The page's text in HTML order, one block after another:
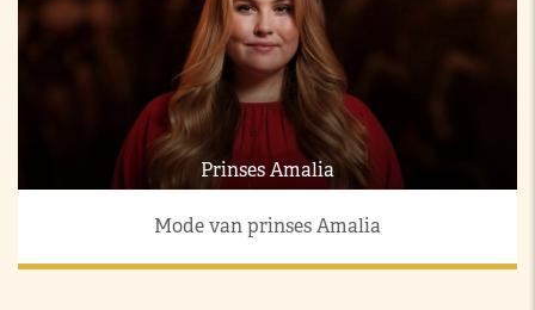
Prinses Amalia
Mode van prinses Amalia